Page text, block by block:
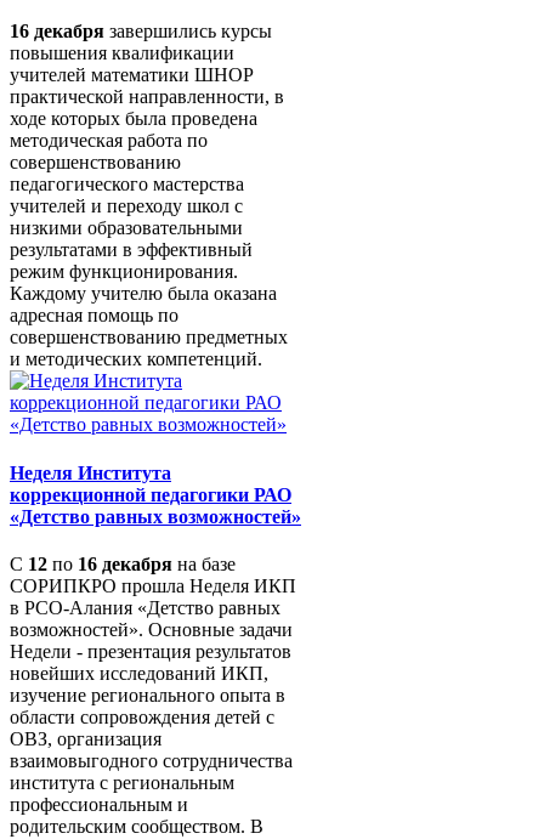
16 декабря завершились курсы
повышения квалификации
учителей математики ШНОР
практической направленности, в
ходе которых была проведена
методическая работа по
совершенствованию
педагогического мастерства
учителей и переходу школ с
низкими образовательными
результатами в эффективный
режим функционирования.
Каждому учителю была оказана
адресная помощь по
совершенствованию предметных
и методических компетенций.
Неделя Института
коррекционной педагогики РАО
«Детство равных возможностей»
С 12 по 16 декабря на базе
СОРИПКРО прошла Неделя ИКП
в РСО-Алания «Детство равных
возможностей». Основные задачи
Недели - презентация результатов
новейших исследований ИКП,
изучение регионального опыта в
области сопровождения детей с
ОВЗ, организация
взаимовыгодного сотрудничества
института с региональным
профессиональным и
родительским сообществом. В